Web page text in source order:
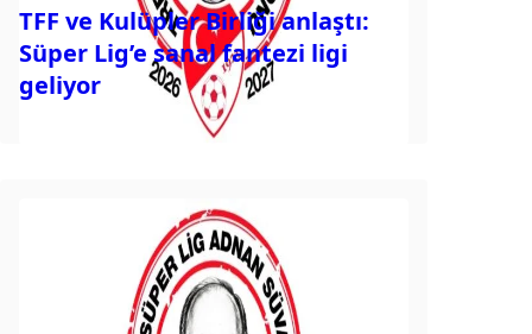
TFF ve Kulüpler Birliği anlaştı:
Süper Lig’e sanal fantezi ligi
geliyor